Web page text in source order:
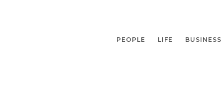
PEOPLE LIFE BUSINESS